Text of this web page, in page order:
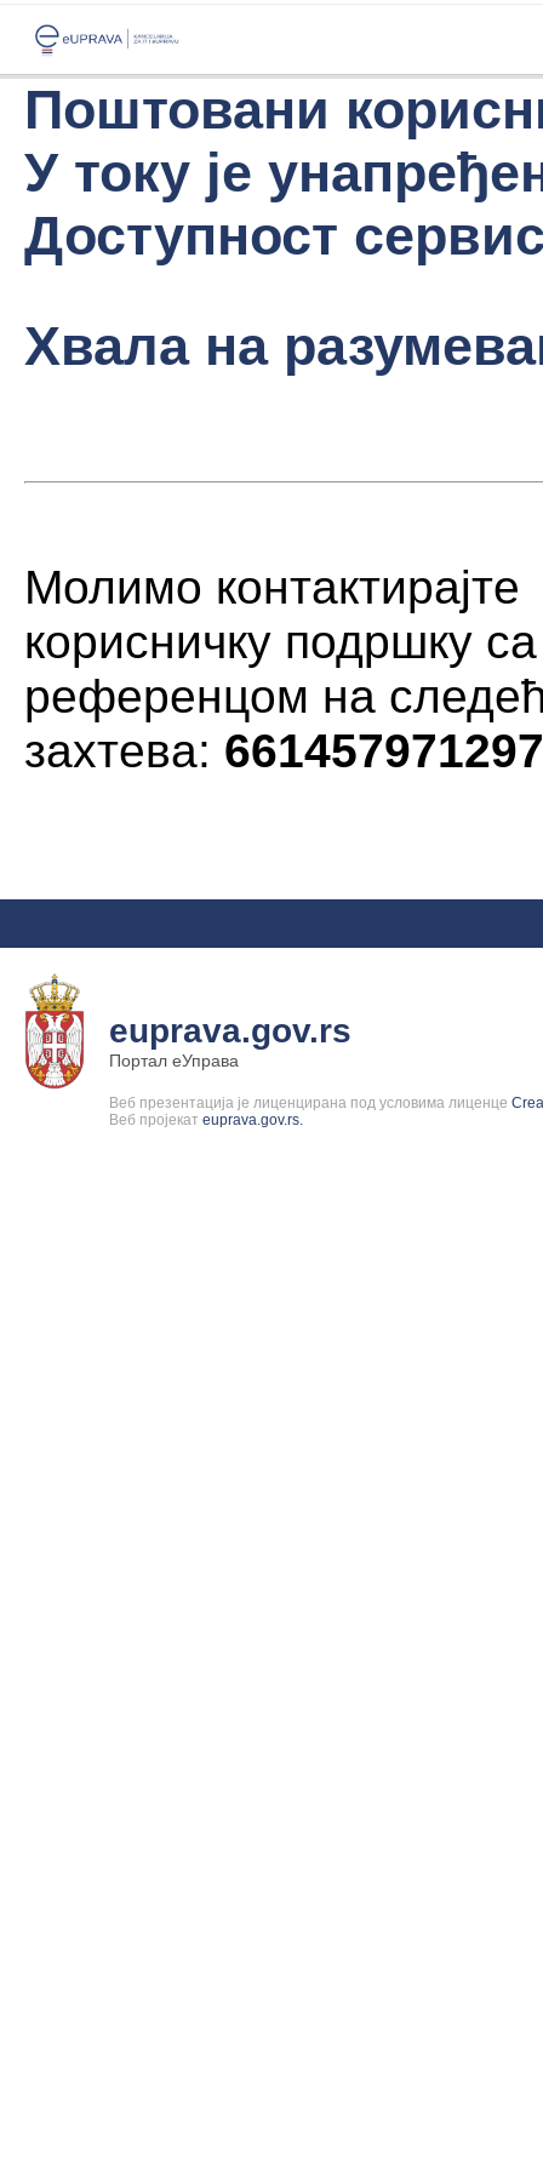
Поштовани
У току је
Доступност
Хвала на
Молимо контактирајте
корисничку подршку са
референцом на
захтева:
euprava.gov.rs
Портал еУправа
Веб презентација је лиценцирана под условима лиценце
Веб пројекат euprava.gov.rs.